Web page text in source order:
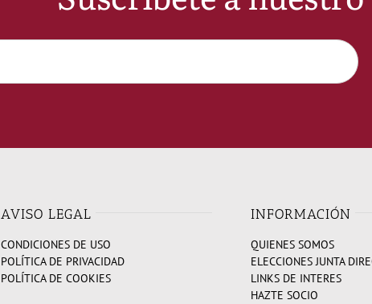
AVISO LEGAL
CONDICIONES DE USO
POLÍTICA DE PRIVACIDAD
POLÍTICA DE COOKIES
INFORMACIÓN
QUIENES SOMOS
ELECCIONES JUNTA
LINKS DE INTERES
HAZTE SOCIO